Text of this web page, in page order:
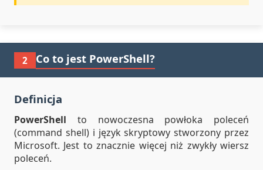
2 Co to jest PowerShell?
Definicja
PowerShell to nowoczesna powłoka poleceń
(command shell) i język skryptowy stworzony przez
Microsoft. Jest to znacznie więcej niż zwykły wiersz
poleceń.